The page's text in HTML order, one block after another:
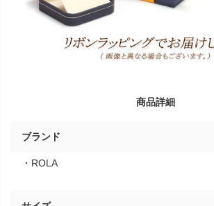
商品詳細
ブランド
・ROLA